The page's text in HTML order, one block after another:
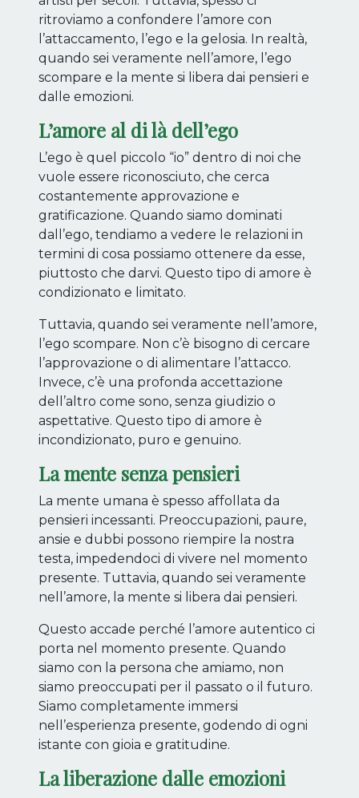
ritroviamo a confondere l’amore con
l’attaccamento, l’ego e la gelosia. In realtà,
quando sei veramente nell’amore, l’ego
scompare e la mente si libera dai pensieri e
dalle emozioni.
L’amore al di là dell’ego
L’ego è quel piccolo “io” dentro di noi che
vuole essere riconosciuto, che cerca
costantemente approvazione e
gratificazione. Quando siamo dominati
dall’ego, tendiamo a vedere le relazioni in
termini di cosa possiamo ottenere da esse,
piuttosto che darvi. Questo tipo di amore è
condizionato e limitato.
Tuttavia, quando sei veramente nell’amore,
l’ego scompare. Non c’è bisogno di cercare
l’approvazione o di alimentare l’attacco.
Invece, c’è una profonda accettazione
dell’altro come sono, senza giudizio o
aspettative. Questo tipo di amore è
incondizionato, puro e genuino.
La mente senza pensieri
La mente umana è spesso affollata da
pensieri incessanti. Preoccupazioni, paure,
ansie e dubbi possono riempire la nostra
testa, impedendoci di vivere nel momento
presente. Tuttavia, quando sei veramente
nell’amore, la mente si libera dai pensieri.
Questo accade perché l’amore autentico ci
porta nel momento presente. Quando
siamo con la persona che amiamo, non
siamo preoccupati per il passato o il futuro.
Siamo completamente immersi
nell’esperienza presente, godendo di ogni
istante con gioia e gratitudine.
La liberazione dalle emozioni